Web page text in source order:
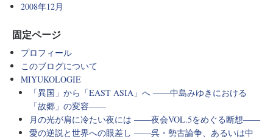
2008年12月
固定ページ
プロフィール
このブログについて
MIYUKOLOGIE
「異国」から「EAST ASIA」へ ――中島みゆきにおける
「故郷」の変容――
月の光が肩に冷たい夜には ――夜会VOL.5をめぐる断想――
愛の逆説と世界への眼差し ――呉・勢古論争、あるいは中